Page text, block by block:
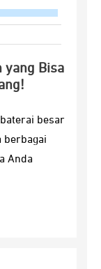
yang Bisa
besar
berbagai
Anda